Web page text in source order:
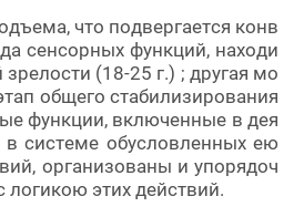
что подвергается конв
сенсорных функций, находи
(18-25 г.) ; другая мо
общего стабилизирования
функции, включенные в дея
в системе обусловленных ею
организованы и упорядоч
логикою этих действий.